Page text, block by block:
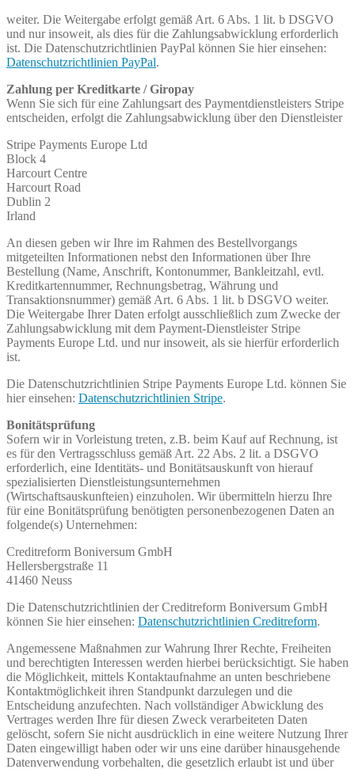
weiter. Die Weitergabe erfolgt gemäß Art. 6 Abs. 1 lit. b DSGVO
und nur insoweit, als dies für die Zahlungsabwicklung erforderlich
ist. Die Datenschutzrichtlinien PayPal können Sie hier einsehen:
Datenschutzrichtlinien PayPal.
Zahlung per Kreditkarte / Giropay
Wenn Sie sich für eine Zahlungsart des Paymentdienstleisters Stripe
entscheiden, erfolgt die Zahlungsabwicklung über den Dienstleister
Stripe Payments Europe Ltd
Block 4
Harcourt Centre
Harcourt Road
Dublin 2
Irland
An diesen geben wir Ihre im Rahmen des Bestellvorgangs
mitgeteilten Informationen nebst den Informationen über Ihre
Bestellung (Name, Anschrift, Kontonummer, Bankleitzahl, evtl.
Kreditkartennummer, Rechnungsbetrag, Währung und
Transaktionsnummer) gemäß Art. 6 Abs. 1 lit. b DSGVO weiter.
Die Weitergabe Ihrer Daten erfolgt ausschließlich zum Zwecke der
Zahlungsabwicklung mit dem Payment-Dienstleister Stripe
Payments Europe Ltd. und nur insoweit, als sie hierfür erforderlich
ist.
Die Datenschutzrichtlinien Stripe Payments Europe Ltd. können Sie
hier einsehen: Datenschutzrichtlinien Stripe.
Bonitätsprüfung
Sofern wir in Vorleistung treten, z.B. beim Kauf auf Rechnung, ist
es für den Vertragsschluss gemäß Art. 22 Abs. 2 lit. a DSGVO
erforderlich, eine Identitäts- und Bonitätsauskunft von hierauf
spezialisierten Dienstleistungsunternehmen
(Wirtschaftsauskunfteien) einzuholen. Wir übermitteln hierzu Ihre
für eine Bonitätsprüfung benötigten personenbezogenen Daten an
folgende(s) Unternehmen:
Creditreform Boniversum GmbH
Hellersbergstraße 11
41460 Neuss
Die Datenschutzrichtlinien der Creditreform Boniversum GmbH
können Sie hier einsehen: Datenschutzrichtlinien Creditreform.
Angemessene Maßnahmen zur Wahrung Ihrer Rechte, Freiheiten
und berechtigten Interessen werden hierbei berücksichtigt. Sie haben
die Möglichkeit, mittels Kontaktaufnahme an unten beschriebene
Kontaktmöglichkeit ihren Standpunkt darzulegen und die
Entscheidung anzufechten. Nach vollständiger Abwicklung des
Vertrages werden Ihre für diesen Zweck verarbeiteten Daten
gelöscht, sofern Sie nicht ausdrücklich in eine weitere Nutzung Ihrer
Daten eingewilligt haben oder wir uns eine darüber hinausgehende
Datenverwendung vorbehalten, die gesetzlich erlaubt ist und über